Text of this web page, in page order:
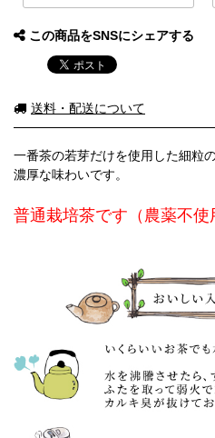
この商品をSNSにシェアする
送料・配送について
一番茶の若芽だけを使用した細粒の
濃厚な味わいです。
普通栽培茶です（農薬不使